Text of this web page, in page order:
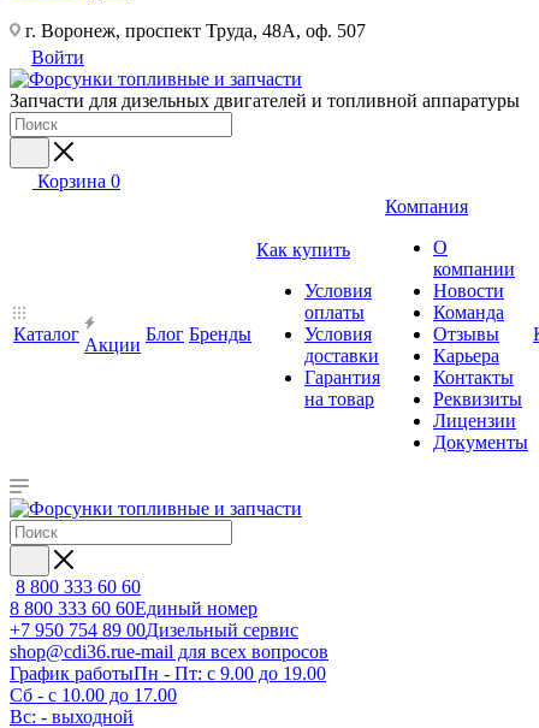
г. Воронеж, проспект Труда, 48А, оф. 507
Войти
Запчасти для дизельных двигателей и топливной аппаратуры
Корзина 0
Каталог
Акции
Блог Бренды
Как купить
Условия
оплаты
Условия
доставки
Гарантия
на товар
Компания
О
компании
Новости
Команда
Отзывы
Карьера
Контакты
Реквизиты
Лицензии
Документы
8 800 333 60 60
8 800 333 60 60Единый номер
+7 950 754 89 00Дизельный сервис
shop@cdi36.rue-mail для всех вопросов
График работыПн - Пт: с 9.00 до 19.00
Сб - с 10.00 до 17.00
Вс: - выходной